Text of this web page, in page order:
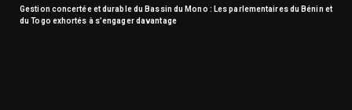
Gestion concertée et durable du Bassin du Mono : Les parlementaires du Bénin et
du Togo exhortés à s’engager davantage